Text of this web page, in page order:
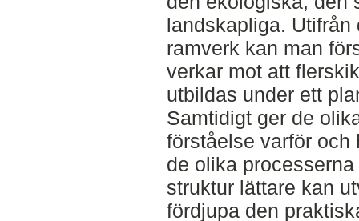
landskapliga. Utifrån
ramverk kan man
verkar mot att
utbildas under ett
Samtidigt ger de
förståelse varför och
de olika
struktur lättare kan
fördjupa den